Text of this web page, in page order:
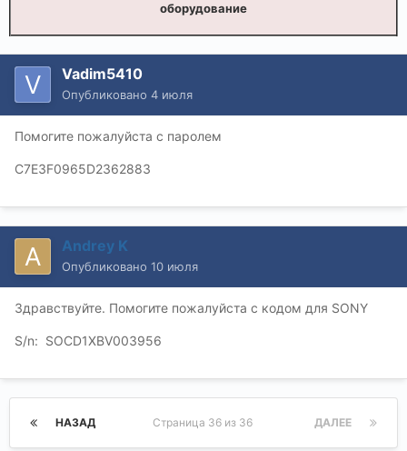
оборудование
Vadim5410
Опубликовано 4 июля
Помогите пожалуйста с паролем
C7E3F0965D2362883
Andrey K
Опубликовано 10 июля
Здравствуйте. Помогите пожалуйста с кодом для SONY
S/n: SOCD1XBV003956
НАЗАД ДАЛЕЕ
Страница 36 из 36